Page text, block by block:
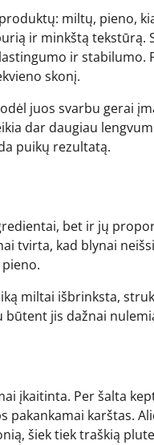
miltų, pieno,
ir minkštą
ir stabilumo.
skonį.
juos svarbu gerai
dar daugiau
puikų rezultatą.
bet ir jų
tvirta, kad blynai
miltai išbrinksta,
būtent jis dažnai
įkaitinta. Per šalta
karštas.
šiek tiek traškią